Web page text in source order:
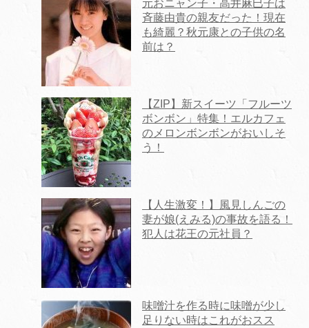
元おニャン子・高井麻巳子は
斉藤由貴の親友だった！現在
も綺麗？秋元康との子供の名
前は？
【ZIP】新スイーツ「フルーツ
ボンボン」特集！エルカフェ
のメロンボンボンがおいしそ
う！
【人生激変！】風見しんごの
妻が娘(えみる)の事故を語る！
犯人は花王の元社員？
味噌汁を作る時に味噌が少し
足りない時はこれがおスス